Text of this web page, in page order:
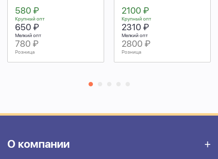
580 ₽
Крупный опт
650 ₽
Мелкий опт
780 ₽
Розница
2100 ₽
Крупный опт
2310 ₽
Мелкий опт
2800 ₽
Розница
О компании